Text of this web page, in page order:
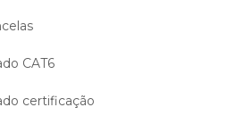
CAT6
certificação